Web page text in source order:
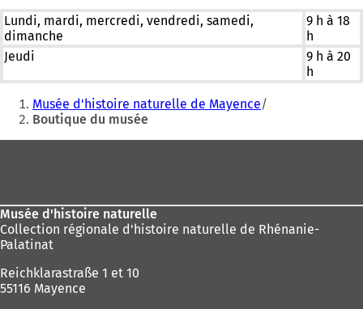
Lundi, mardi, mercredi, vendredi, samedi,
dimanche
9 h à 18
h
Jeudi
9 h à 20
h
Vous
êtes
ici
Musée d'histoire naturelle de Mayence
Boutique du musée
Musée d'histoire naturelle
Collection régionale d'histoire naturelle de Rhénanie-
Palatinat
Reichklarastraße 1 et 10
55116 Mayence